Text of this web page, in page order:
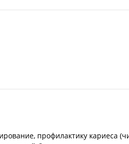
профилактику кариеса